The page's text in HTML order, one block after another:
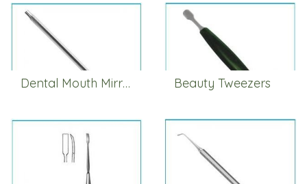
Dental Mouth Mirror Handles Beauty Tweezers